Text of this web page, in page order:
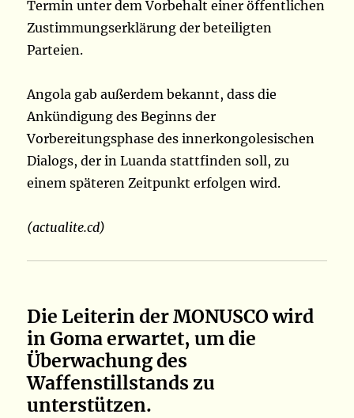
Termin unter dem Vorbehalt einer öffentlichen
Zustimmungserklärung der beteiligten
Parteien.
Angola gab außerdem bekannt, dass die
Ankündigung des Beginns der
Vorbereitungsphase des innerkongolesischen
Dialogs, der in Luanda stattfinden soll, zu
einem späteren Zeitpunkt erfolgen wird.
(actualite.cd)
Die Leiterin der MONUSCO wird
in Goma erwartet, um die
Überwachung des
Waffenstillstands zu
unterstützen.